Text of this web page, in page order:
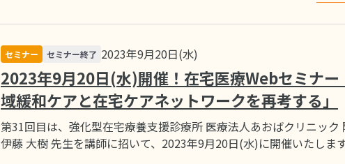
セミナー セミナー終了 2023年9月20日(水)
2023年9月20日(水)開催！在宅医療Webセミナー
域緩和ケアと在宅ケアネットワークを再考する」
第31回目は、強化型在宅療養支援診療所 医療法人あおばクリニック
伊藤 大樹 先生を講師に招いて、2023年9月20日(水)に開催いたします